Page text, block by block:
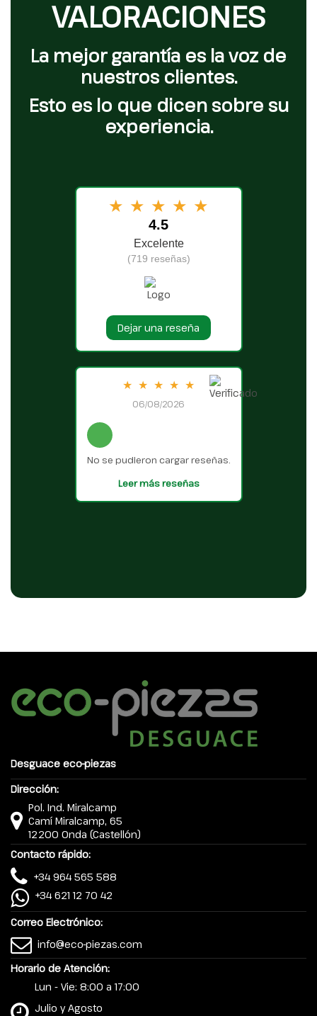
VALORACIONES
La mejor garantía es la voz de
nuestros clientes.
Esto es lo que dicen sobre su
experiencia.
★ ★ ★ ★ ★
4.5
Excelente
(719 reseñas)
Dejar una reseña
★ ★ ★ ★ ★
06/08/2026
No se pudieron cargar reseñas.
Leer más reseñas
Desguace eco-piezas
Dirección:
Pol. Ind. Miralcamp
Camí Miralcamp, 65
12200 Onda (Castellón)
Contacto rápido:
+34 964 565 588
+34 621 12 70 42
Correo Electrónico:
info@eco-piezas.com
Horario de Atención:
Lun - Vie: 8:00 a 17:00
Julio y Agosto